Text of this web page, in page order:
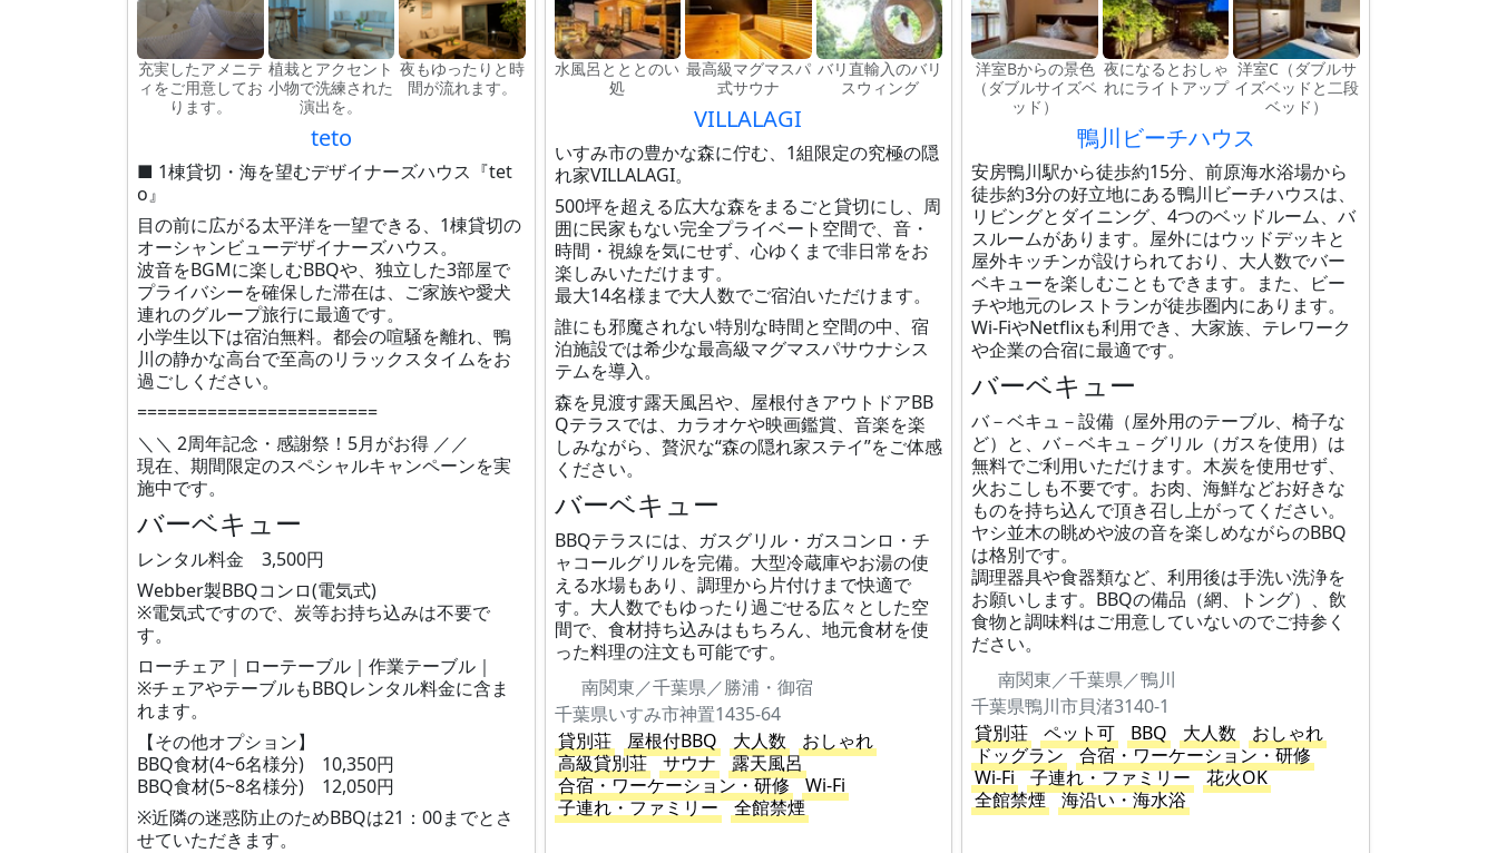
充実したアメニテ
ィをご用意してお
ります。
植栽とアクセント
小物で洗練された
演出を。
夜もゆったりと時
間が流れます。
teto
■ 1棟貸切・海を望むデザイナーズハウス『tet
o』
目の前に広がる太平洋を一望できる、1棟貸切の
オーシャンビューデザイナーズハウス。
波音をBGMに楽しむBBQや、独立した3部屋で
プライバシーを確保した滞在は、ご家族や愛犬
連れのグループ旅行に最適です。
小学生以下は宿泊無料。都会の喧騒を離れ、鴨
川の静かな高台で至高のリラックスタイムをお
過ごしください。
========================
＼＼ 2周年記念・感謝祭！5月がお得 ／／
現在、期間限定のスペシャルキャンペーンを実
施中です。
バーベキュー
レンタル料金 3,500円
Webber製BBQコンロ(電気式)
※電気式ですので、炭等お持ち込みは不要で
す。
ローチェア｜ローテーブル｜作業テーブル｜
※チェアやテーブルもBBQレンタル料金に含ま
れます。
【その他オプション】
BBQ食材(4~6名様分) 10,350円
BBQ食材(5~8名様分) 12,050円
※近隣の迷惑防止のためBBQは21：00までとさ
せていただきます。
水風呂とととのい
処
最高級マグマスパ
式サウナ
バリ直輸入のバリ
スウィング
VILLALAGI
いすみ市の豊かな森に佇む、1組限定の究極の隠
れ家VILLALAGI。
500坪を超える広大な森をまるごと貸切にし、周
囲に民家もない完全プライベート空間で、音・
時間・視線を気にせず、心ゆくまで非日常をお
楽しみいただけます。
最大14名様まで大人数でご宿泊いただけます。
誰にも邪魔されない特別な時間と空間の中、宿
泊施設では希少な最高級マグマスパサウナシス
テムを導入。
森を見渡す露天風呂や、屋根付きアウトドアBB
Qテラスでは、カラオケや映画鑑賞、音楽を楽
しみながら、贅沢な“森の隠れ家ステイ”をご体感
ください。
バーベキュー
BBQテラスには、ガスグリル・ガスコンロ・チ
ャコールグリルを完備。大型冷蔵庫やお湯の使
える水場もあり、調理から片付けまで快適で
す。大人数でもゆったり過ごせる広々とした空
間で、食材持ち込みはもちろん、地元食材を使
った料理の注文も可能です。
南関東／千葉県／勝浦・御宿
千葉県いすみ市神置1435-64
貸別荘
屋根付BBQ 大人数
おしゃれ
高級貸別荘
サウナ
露天風呂
合宿・ワーケーション・研修
Wi-Fi
子連れ・ファミリー
全館禁煙
洋室Bからの景色
（ダブルサイズベ
ッド）
夜になるとおしゃ
れにライトアップ
洋室C（ダブルサ
イズベッドと二段
ベッド）
鴨川ビーチハウス
安房鴨川駅から徒歩約15分、前原海水浴場から
徒歩約3分の好立地にある鴨川ビーチハウスは、
リビングとダイニング、4つのベッドルーム、バ
スルームがあります。屋外にはウッドデッキと
屋外キッチンが設けられており、大人数でバー
ベキューを楽しむこともできます。また、ビー
チや地元のレストランが徒歩圏内にあります。
Wi-FiやNetflixも利用でき、大家族、テレワーク
や企業の合宿に最適です。
バーベキュー
バ－ベキュ－設備（屋外用のテーブル、椅子な
ど）と、バ－ベキュ－グリル（ガスを使用）は
無料でご利用いただけます。木炭を使用せず、
火おこしも不要です。お肉、海鮮などお好きな
ものを持ち込んで頂き召し上がってください。
ヤシ並木の眺めや波の音を楽しめながらのBBQ
は格別です。
調理器具や食器類など、利用後は手洗い洗浄を
お願いします。BBQの備品（網、トング）、飲
食物と調味料はご用意していないのでご持参く
ださい。
南関東／千葉県／鴨川
千葉県鴨川市貝渚3140-1
貸別荘
ペット可 BBQ 大人数
おしゃれ
ドッグラン
合宿・ワーケーション・研修
Wi-Fi
子連れ・ファミリー
花火OK
全館禁煙
海沿い・海水浴